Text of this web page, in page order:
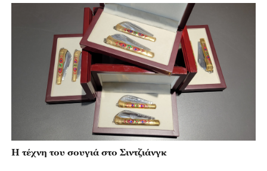
Η τέχνη του σουγιά στο Σιντζιάνγκ